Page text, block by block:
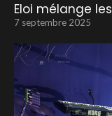
Eloi mélange
7 septembre 2025